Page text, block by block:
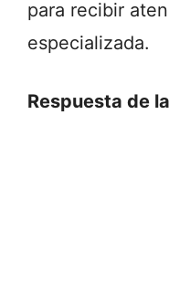
para recibir
especializada.
Respuesta de